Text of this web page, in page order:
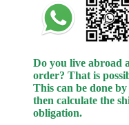
Do you live abroad
order? That is
This can be done
then calculate the
obligation.